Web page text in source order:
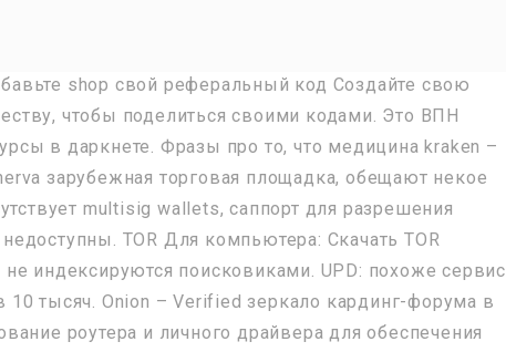
shop свой реферальный код Создайте свою
чтобы поделиться своими кодами. Это ВПН
в даркнете. Фразы про то, что медицина kraken –
зарубежная торговая площадка, обещают некое
multisig wallets, саппорт для разрешения
TOR Для компьютера: Скачать TOR
индексируются поисковиками. UPD: похоже сервис
10 тысяч. Onion – Verified зеркало кардинг-форума в
роутера и личного драйвера для обеспечения